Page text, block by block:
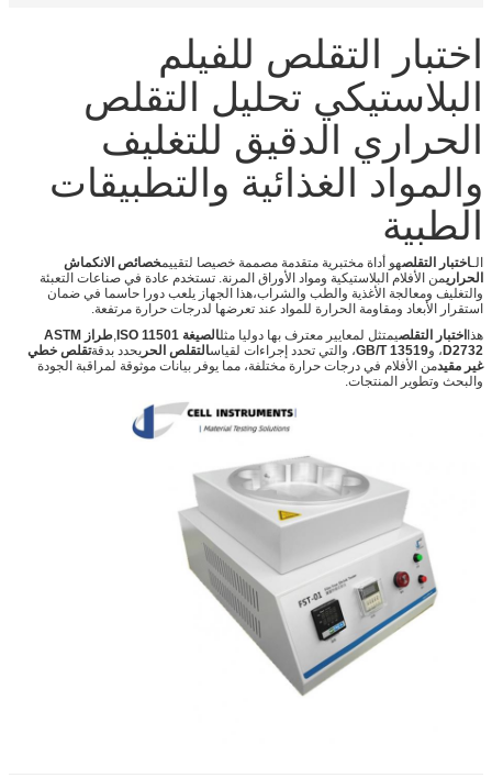
اختبار التقلص للفيلم
البلاستيكي تحليل التقلص
الحراري الدقيق للتغليف
والمواد الغذائية والتطبيقات
الطبية
الـاختبار التقلصهو أداة مختبرية متقدمة مصممة خصيصا لتقييمخصائص الانكماش
الحراريمن الأفلام البلاستيكية ومواد الأوراق المرنة. تستخدم عادة في صناعات التعبئة
والتغليف ومعالجة الأغذية والطب والشراب،هذا الجهاز يلعب دورا حاسما في ضمان
استقرار الأبعاد ومقاومة الحرارة للمواد عند تعرضها لدرجات حرارة مرتفعة.
هذااختبار التقلصيمتثل لمعايير معترف بها دوليا مثلالصيغة ISO 11501 ,
طراز ASTM
D2732، وGB/T 13519، والتي تحدد إجراءات لقياسالتقلص الحر يحدد بدقةتقلص خطي
غير مقيدمن الأفلام في درجات حرارة مختلفة، مما يوفر بيانات موثوقة لمراقبة الجودة
والبحث وتطوير المنتجات.